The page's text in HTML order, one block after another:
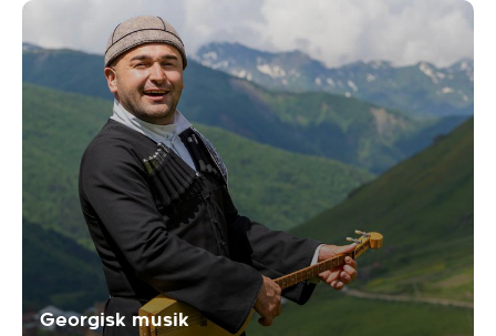
Georgisk musik